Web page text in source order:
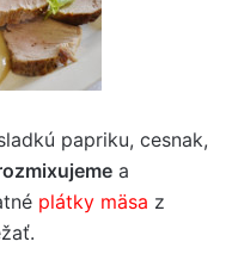
papriku, cesnak,
a
plátky mäsa z